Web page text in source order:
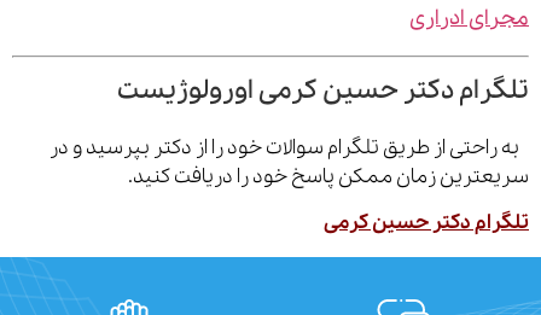
ادراری
دکتر حسین کرمی اورولوژیست
از طریق تلگرام سوالات خود را از دکتر بپرسید و در
زمان ممکن پاسخ خود را دریافت کنید.
دکتر حسین کرمی